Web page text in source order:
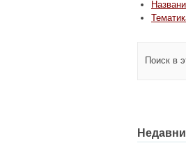
Поиск в